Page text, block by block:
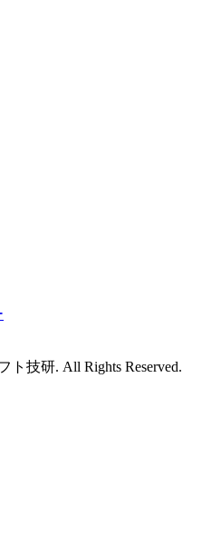
ト技研. All Rights Reserved.